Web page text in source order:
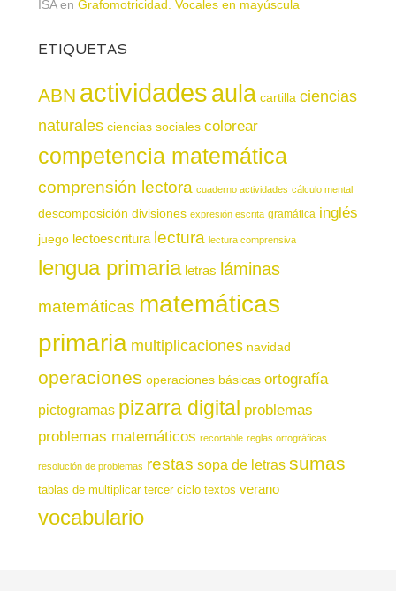
ISAen Grafomotricidad. Vocales en mayúscula
ETIQUETAS
ABN actividadesaula cartilla ciencias
naturales ciencias sociales colorear
competencia matemática
comprensión lectora cuaderno actividades cálculo mental
descomposición divisiones expresión escrita gramática inglés
juego lectoescritura lectura lectura comprensiva
lengua primaria letras láminas
matemáticas matemáticas
primaria multiplicaciones navidad
operaciones operaciones básicas ortografía
pictogramas pizarra digital problemas
problemas matemáticos recortable reglas ortográficas
resolución de problemas restas sopa de letras sumas
tablas de multiplicar tercer ciclo textos verano
vocabulario